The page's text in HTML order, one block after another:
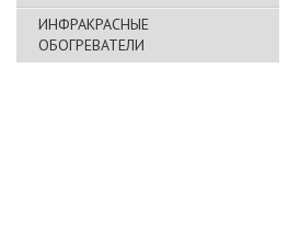
ИНФРАКРАСНЫЕ
ОБОГРЕВАТЕЛИ